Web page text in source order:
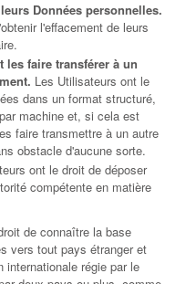
Données personnelles.
l'effacement de leurs
les faire transférer à un
Les Utilisateurs ont le
dans un format structuré,
machine et, si cela est
faire transmettre à un autre
obstacle d'aucune sorte.
ont le droit de déposer
compétente en matière
de connaître la base
vers tout pays étranger et
internationale régie par le